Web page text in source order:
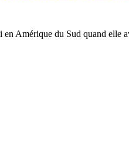
Amérique du Sud quand